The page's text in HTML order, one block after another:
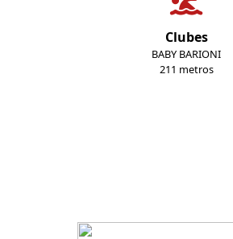
Clubes
BABY BARIONI
211 metros